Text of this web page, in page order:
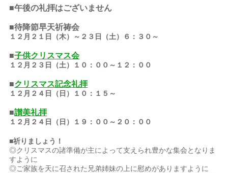
■午後の礼拝はございません
■待降節早天祈祷会
１２月２１日（木）～２３日（土）６：３０～
■子供クリスマス会
１２月２３日（土）１０：００～１２：００
■クリスマス記念礼拝
１２月２４日（日）１０：１５～
■讃美礼拝
１２月２４日（日）１９：００～２０：００
■祈りましょう！
◎クリスマスの諸準備が主によって支えられ豊かな集会となりま
すように
◎ご家族を天に召された兄弟姉妹の上に慰めがありますように